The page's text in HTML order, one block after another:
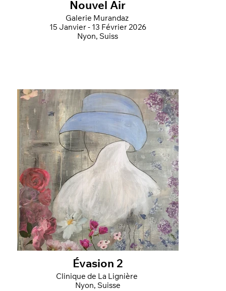
Nouvel Air
Galerie Murandaz
15 Janvier - 13 Février 2026
Nyon, Suiss
Évasion 2
Clinique de La Lignière
Nyon, Suisse